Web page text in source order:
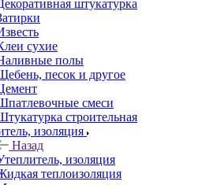
штукатурка
сухие
полы
песок и другое
смеси
строительная
изоляция
Назад
изоляция
теплоизоляция